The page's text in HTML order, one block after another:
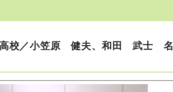
高校／小笠原 健夫、和田 武士 名